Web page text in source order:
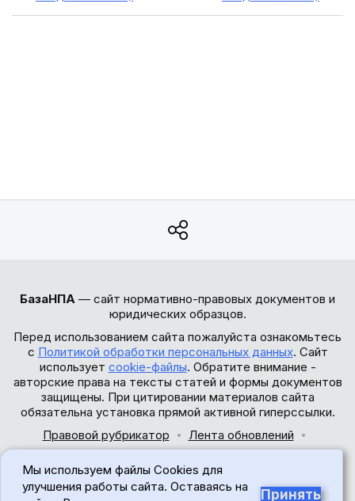
БазаНПА — сайт нормативно-правовых документов и
юридических образцов.
Перед использованием сайта пожалуйста ознакомьтесь
с Политикой обработки персональных данных. Сайт
использует cookie-файлы. Обратите внимание -
авторские права на тексты статей и формы документов
защищены. При цитировании материалов сайта
обязательна установка прямой активной гиперссылки.
Правовой рубрикатор
Лента обновлений
© 2017-2026
Мы используем файлы Cookies для
улучшения работы сайта. Оставаясь на
Принять